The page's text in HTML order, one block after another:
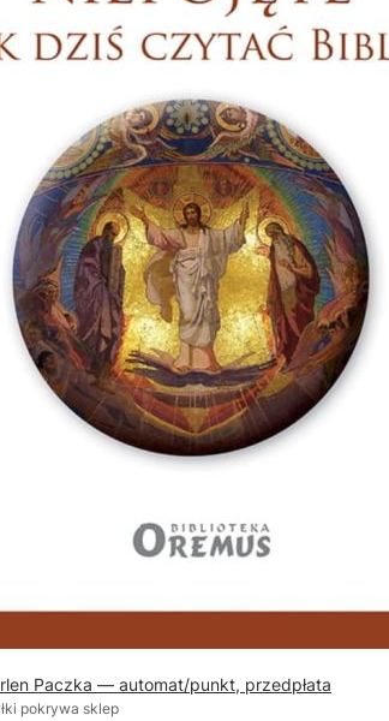
Paczka — automat/punkt, przedpłata
pokrywa sklep